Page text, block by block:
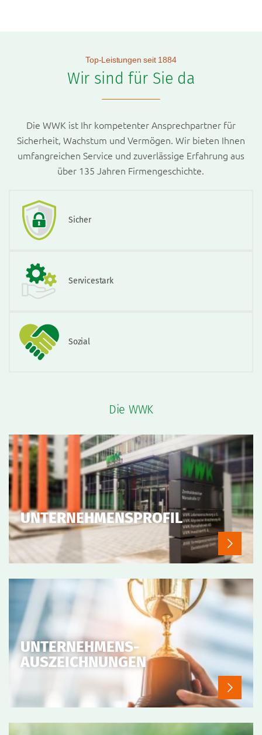
Wir sind für Sie da
Top-Leistungen seit 1884
Die WWK ist Ihr kompetenter Ansprechpartner für
Sicherheit, Wachstum und Vermögen. Wir bieten Ihnen
umfangreichen Service und zuverlässige Erfahrung aus
über 135 Jahren Firmengeschichte.
Sicher
Servicestark
Sozial
Die WWK
UNTERNEHMENSPROFIL
UNTERNEHMENS-
AUSZEICHNUNGEN